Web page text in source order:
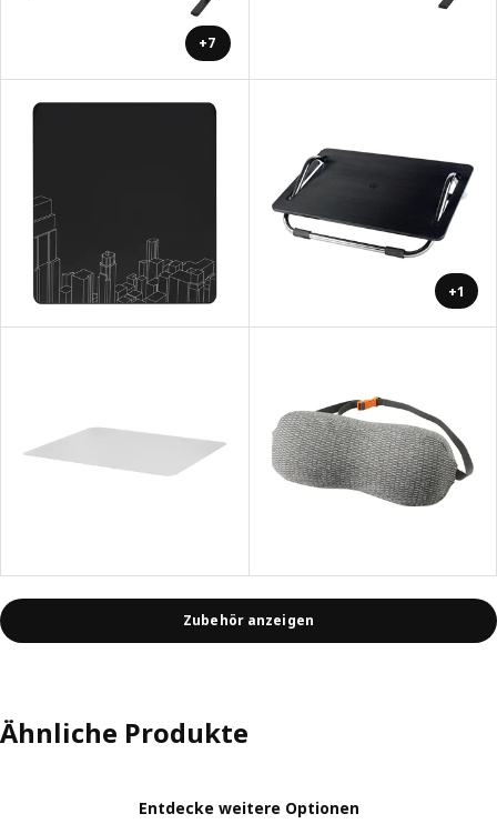
+7
+1
Zubehör anzeigen
Ähnliche Produkte
Entdecke weitere Optionen